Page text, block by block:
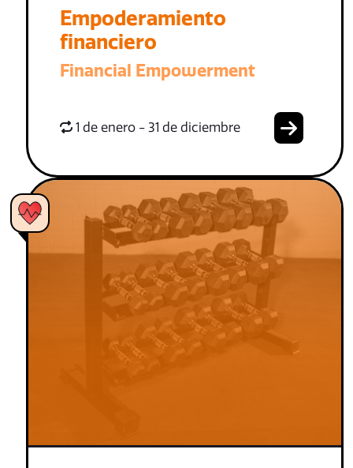
Empoderamiento
financiero
Financial Empowerment
1 de enero - 31 de diciembre